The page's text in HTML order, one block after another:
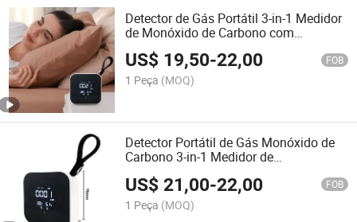
Detector de Gás Portátil 3-in-1 Medidor
de Monóxido de Carbono com
Temperatura e Umidade
US$ 19,50-22,00 FOB
1 Peça (MOQ)
Detector Portátil de Gás Monóxido de
Carbono 3-in-1 Medidor de
Medição Eletrônico
US$21,00-22,00 FOB
1 Peça (MOQ)